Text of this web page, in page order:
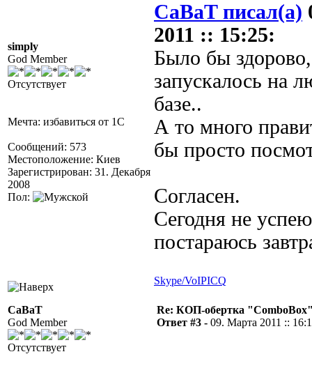
simply
God Member
Отсутствует
Мечта: избавиться от 1С
Сообщений: 573
Местоположение: Киев
Зарегистрирован: 31. Декабря
2008
Пол:
CaBaT писал(а)
2011 :: 15:25:
Было бы
запускалось на
базе..
А то много
бы просто
Согласен.
Сегодня не
постараюсь
Skype/VoIPICQ
CaBaT
God Member
Отсутствует
Re: КОП-обертка
Ответ #3 - 09. Марта 2011 ::